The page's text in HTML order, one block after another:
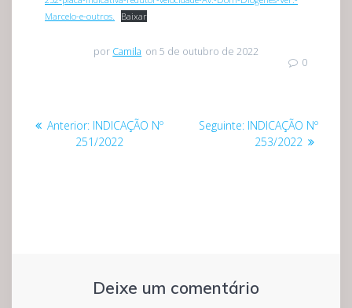
Marcelo-e-outros.
Baixar
por Camila on 5 de outubro de 2022
0
Navegação
Anterior: Post
anterior:
INDICAÇÃO Nº
251/2022
Seguinte: Post
seguinte:
INDICAÇÃO Nº
253/2022
Deixe um comentário